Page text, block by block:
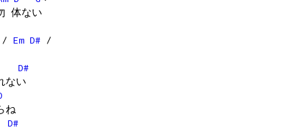
体ない
/ Em D# /
D#
ない
ね
D#